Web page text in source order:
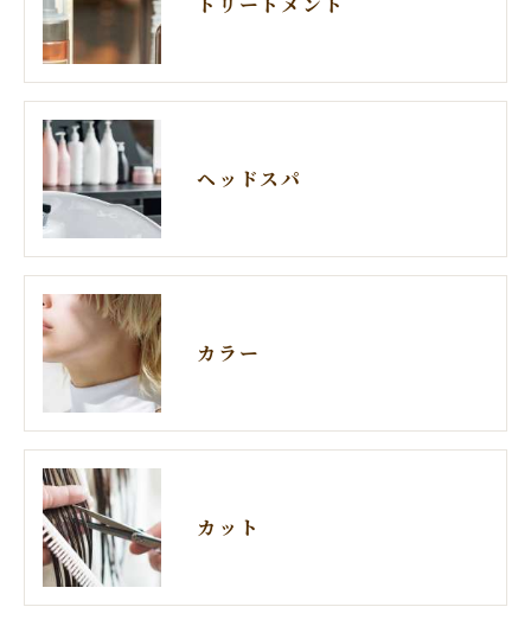
ヘッドスパ
カラー
カット